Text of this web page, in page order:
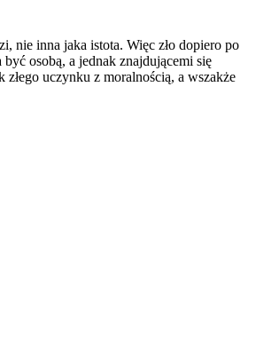
nie inna jaka istota. Więc zło dopiero po
osobą, a jednak znajdującemi się
złego uczynku z moralnością, a wszakże